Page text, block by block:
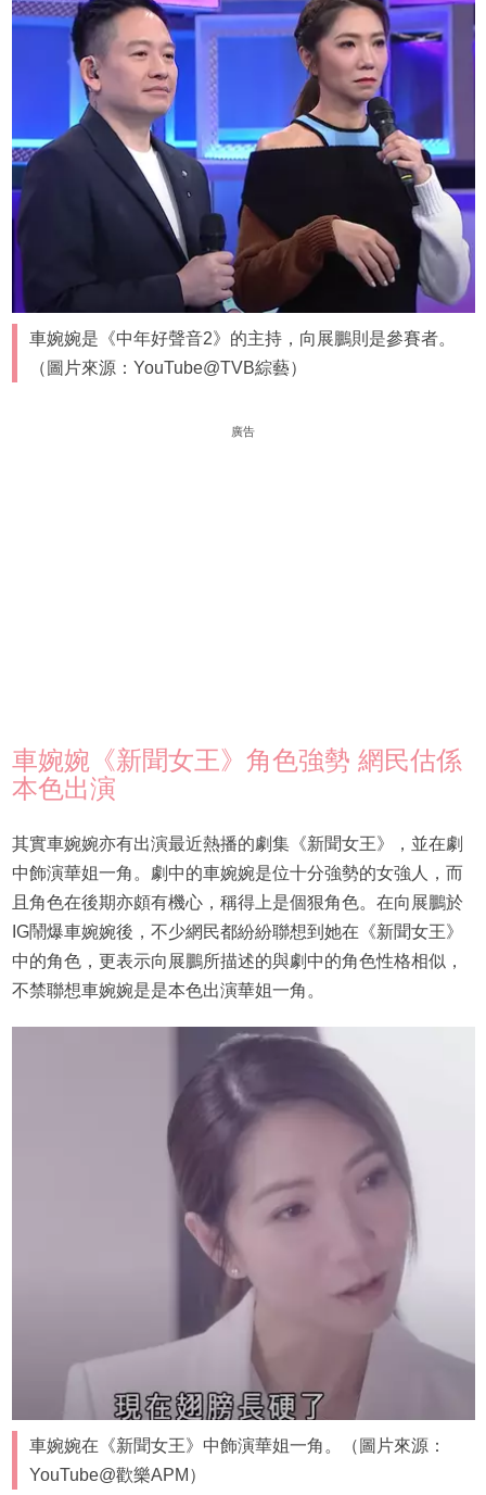
車婉婉是《中年好聲音2》的主持，向展鵬則是參賽者。
（圖片來源：YouTube@TVB綜藝）
廣告
車婉婉《新聞女王》角色強勢 網民估係
本色出演
其實車婉婉亦有出演最近熱播的劇集《新聞女王》，並在劇
中飾演華姐一角。劇中的車婉婉是位十分強勢的女強人，而
且角色在後期亦頗有機心，稱得上是個狠角色。在向展鵬於
IG鬧爆車婉婉後，不少網民都紛紛聯想到她在《新聞女王》
中的角色，更表示向展鵬所描述的與劇中的角色性格相似，
不禁聯想車婉婉是是本色出演華姐一角。
車婉婉在《新聞女王》中飾演華姐一角。（圖片來源：
YouTube@歡樂APM）